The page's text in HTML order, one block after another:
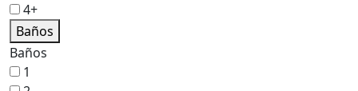
4+
Baños
Baños
1